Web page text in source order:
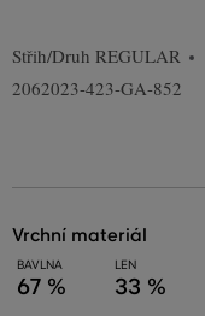
Střih/Druh REGULAR
2062023-423-GA-852
vrchní materiál
BAVLNA
67 %
LEN
33 %